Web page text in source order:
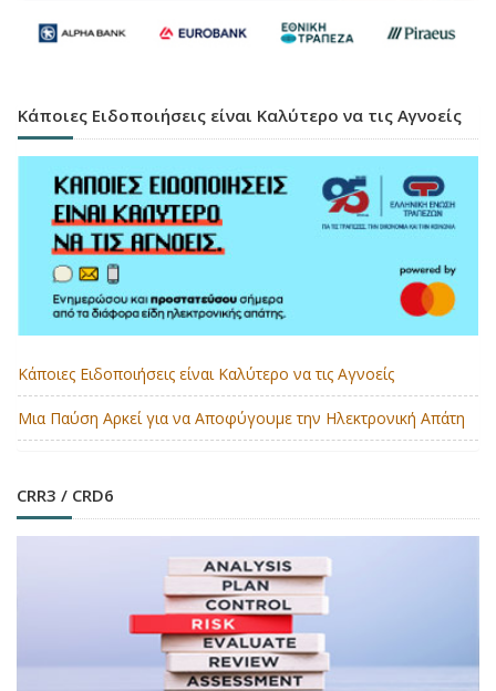
Κάποιες Ειδοποιήσεις είναι Καλύτερο να τις Αγνοείς
Κάποιες Ειδοποιήσεις είναι Καλύτερο να τις Αγνοείς
Μια Παύση Αρκεί για να Αποφύγουμε την Ηλεκτρονική Απάτη
CRR3 / CRD6